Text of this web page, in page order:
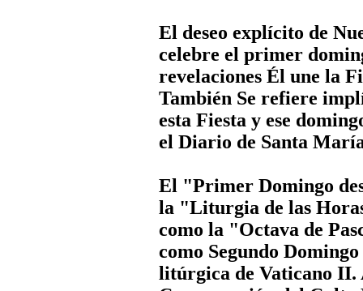
El deseo explícito de
celebre el primer
revelaciones Él une la
También Se refiere
esta Fiesta y ese
el Diario de Santa
El "Primer Domingo
la "Liturgia de las
como la "Octava de
como Segundo
litúrgica de Vaticano II.